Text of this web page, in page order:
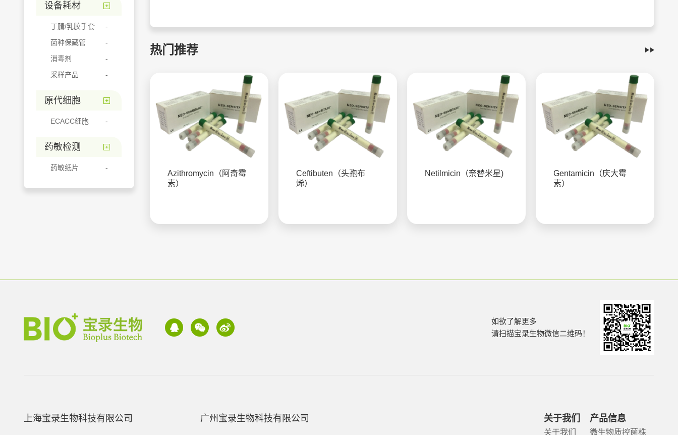
设备耗材
丁腈/乳胶手套
菌种保藏管
消毒剂
采样产品
原代细胞
ECACC细胞
药敏检测
药敏纸片
热门推荐
Azithromycin（阿奇霉
素）
Ceftibuten（头孢布
烯）
Netilmicin（奈替米星)
Gentamicin（庆大霉
素）
如欲了解更多
请扫描宝录生物微信二维码！
上海宝录生物科技有限公司 广州宝录生物科技有限公司 关于我们
关于我们
产品信息
微生物质控菌株